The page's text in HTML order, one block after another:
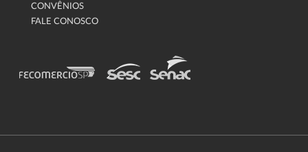
CONVÊNIOS
FALE CONOSCO